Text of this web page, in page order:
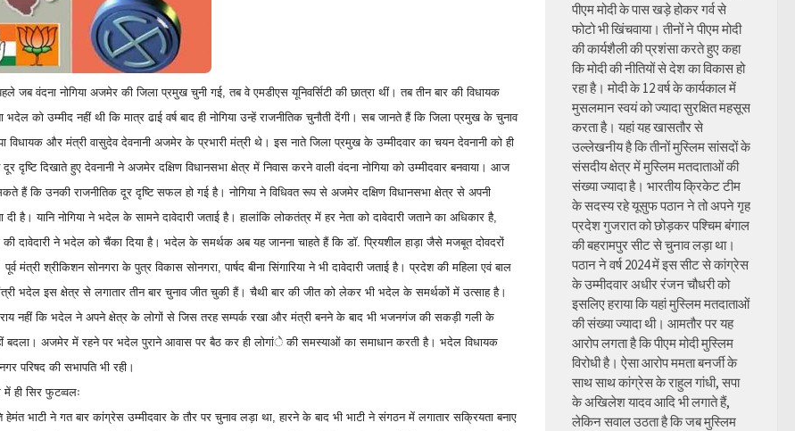
जब वंदना नोगिया अजमेर की जिला प्रमुख चुनी गई, तब वे एमडीएस यूनिवर्सिटी की छात्रा थीं। तब तीन बार की विधायक
भदेल को उम्मीद नहीं थी कि मात्र ढाई वर्ष बाद ही नोगिया उन्हें राजनीतिक चुनौती देंगी। सब जानते हैं कि जिला प्रमुख के चुनाव
विधायक और मंत्री वासुदेव देवनानी अजमेर के प्रभारी मंत्री थे। इस नाते जिला प्रमुख के उम्मीदवार का चयन देवनानी को ही
दृष्टि दिखाते हुए देवनानी ने अजमेर दक्षिण विधानसभा क्षेत्र में निवास करने वाली वंदना नोगिया को उम्मीदवार बनवाया। आज
हैं कि उनकी राजनीतिक दूर दृष्टि सफल हो गई है। नोगिया ने विधिवत रूप से अजमेर दक्षिण विधानसभा क्षेत्र से अपनी
दी है। यानि नोगिया ने भदेल के सामने दावेदारी जताई है। हालांकि लोकतंत्र में हर नेता को दावेदारी जताने का अधिकार है,
की दावेदारी ने भदेल को चैंका दिया है। भदेल के समर्थक अब यह जानना चाहते हैं कि डाॅ. प्रियशील हाड़ा जैसे मजबूत दोवदरों
पूर्व मंत्री श्रीकिशन सोनगरा के पुत्र विकास सोनगरा, पार्षद बीना सिंगारिया ने भी दावेदारी जताई है। प्रदेश की महिला एवं बाल
भदेल इस क्षेत्र से लगातार तीन बार चुनाव जीत चुकी हैं। चैथी बार की जीत को लेकर भी भदेल के समर्थकों में उत्साह है।
नहीं कि भदेल ने अपने क्षेत्र के लोगों से जिस तरह सम्पर्क रखा और मंत्री बनने के बाद भी भजनगंज की सकड़ी गली के
बदला। अजमेर में रहने पर भदेल पुराने आवास पर बैठ कर ही लोगांे की समस्याओं का समाधान करती है। भदेल विधायक
परिषद की सभापति भी रही।
ही सिर फुटव्वलः
हेमंत भाटी ने गत बार कांग्रेस उम्मीदवार के तौर पर चुनाव लड़ा था, हारने के बाद भी भाटी ने संगठन में लगातार सक्रियता बनाए
पीएम मोदी के पास खड़े होकर गर्व से
फोटो भी खिंचवाया। तीनों ने पीएम मोदी
की कार्यशैली की प्रशंसा करते हुए कहा
कि मोदी की नीतियों से देश का विकास हो
रहा है। मोदी के 12 वर्ष के कार्यकाल में
मुसलमान स्वयं को ज्यादा सुरक्षित महसूस
करता है। यहां यह खासतौर से
उल्लेखनीय है कि तीनों मुस्लिम सांसदों के
संसदीय क्षेत्र में मुस्लिम मतदाताओं की
संख्या ज्यादा है। भारतीय क्रिकेट टीम
के सदस्य रहे यूसुफ पठान ने तो अपने गृह
प्रदेश गुजरात को छोड़कर पश्चिम बंगाल
की बहरामपुर सीट से चुनाव लड़ा था।
पठान ने वर्ष 2024 में इस सीट से कांग्रेस
के उम्मीदवार अधीर रंजन चौधरी को
इसलिए हराया कि यहां मुस्लिम मतदाताओं
की संख्या ज्यादा थी। आमतौर पर यह
आरोप लगता है कि पीएम मोदी मुस्लिम
विरोधी है। ऐसा आरोप ममता बनर्जी के
साथ साथ कांग्रेस के राहुल गांधी, सपा
के अखिलेश यादव आदि भी लगाते हैं,
लेकिन सवाल उठता है कि जब मुस्लिम